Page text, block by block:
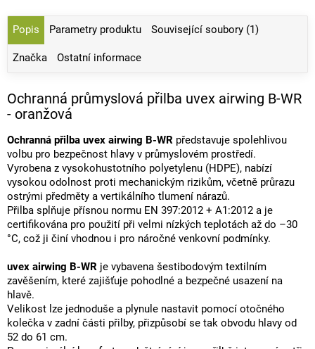
Popis Parametry produktu Související soubory (1)
Značka Ostatní informace
Ochranná průmyslová přilba uvex airwing B-WR
- oranžová
Ochranná přilba uvex airwing B-WR představuje spolehlivou
volbu pro bezpečnost hlavy v průmyslovém prostředí.
Vyrobena z vysokohustotního polyetylenu (HDPE), nabízí
vysokou odolnost proti mechanickým rizikům, včetně průrazu
ostrými předměty a vertikálního tlumení nárazů.
Přilba splňuje přísnou normu EN 397:2012 + A1:2012 a je
certifikována pro použití při velmi nízkých teplotách až do –30
°C, což ji činí vhodnou i pro náročné venkovní podmínky.
uvex airwing B-WR je vybavena šestibodovým textilním
zavěšením, které zajišťuje pohodlné a bezpečné usazení na
hlavě.
Velikost lze jednoduše a plynule nastavit pomocí otočného
kolečka v zadní části přilby, přizpůsobí se tak obvodu hlavy od
52 do 61 cm.